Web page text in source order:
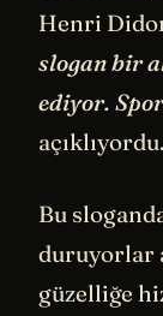
Henri
slogan bir
ediyor.
açıklıyordu.
Bu
duruyorlar
güzelliğe